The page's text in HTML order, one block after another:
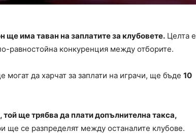
ще има таван на заплатитеза клубовете. Целта е
равностойна конкуренция между отборите.
да харчат за заплати на играчи, ще бъде 10
ще трябва да плати допълнителна такса,
ще се разпределят между останалите клубове.